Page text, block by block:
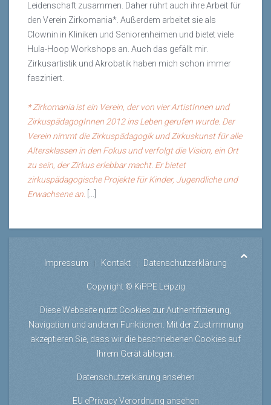
Leidenschaft zusammen. Daher rührt auch ihre Arbeit für
den Verein Zirkomania*. Außerdem arbeitet sie als
Clownin in Kliniken und Seniorenheimen und bietet viele
Hula-Hoop Workshops an. Auch das gefällt mir.
Zirkusartistik und Akrobatik haben mich schon immer
fasziniert.
* Zirkomania ist ein Verein, der von vier ArtistInnen und
ZirkuspädagogInnen 2012 ins Leben gerufen wurde. Der
Verein nimmt die Zirkuspädagogik und Zirkuskunst für alle
Altersklassen in den Fokus und verfolgt die Vision, ein Ort
zu sein, der Zirkus erlebbar macht. Er bietet
zirkuspädagogische Projekte für Kinder, Jugendliche und
Erwachsene an.
Impressum Kontakt Datenschutzerklärung
Copyright © KiPPE Leipzig
Diese Webseite nutzt Cookies zur Authentifizierung,
Navigation und anderen Funktionen. Mit der Zustimmung
akzeptieren Sie, dass wir die beschriebenen Cookies auf
Ihrem Gerät ablegen.
Datenschutzerklärung ansehen
EU ePrivacy Verordnung ansehen